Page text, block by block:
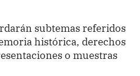
subtemas referidos
histórica, derechos
o muestras